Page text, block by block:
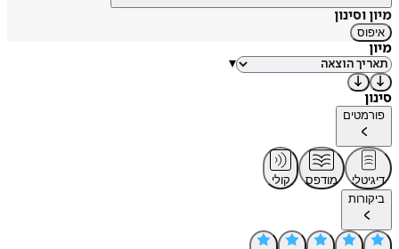
מיון וסינון
איפוס
מיון
▾
סינון
פורמטים
דיגיטלי מודפס
קולי
ביקורות